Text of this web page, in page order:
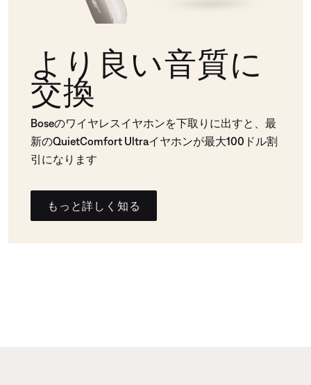
より良い音質に
交換
Boseのワイヤレスイヤホンを下取りに出すと、最
新のQuietComfort Ultraイヤホンが最大100ドル割
引になります
もっと詳しく知る